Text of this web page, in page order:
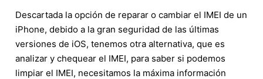
Descartada la opción de reparar o cambiar el IMEI de un
iPhone, debido a la gran seguridad de las últimas
versiones de iOS, tenemos otra alternativa, que es
analizar y chequear el IMEI, para saber si podemos
limpiar el IMEI, necesitamos la máxima información